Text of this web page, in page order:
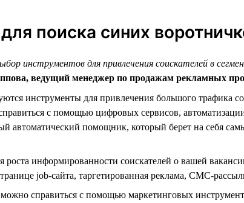
поиска синих
инструментов для привлечения соискателей в
ведущий менеджер по продажам рекламных
инструменты для привлечения большого трафика
с помощью цифровых сервисов,
автоматический помощник, который берет на себя
информированности соискателей о вашей
job-сайта, таргетированная реклама, СМС-
справиться с помощью маркетинговых